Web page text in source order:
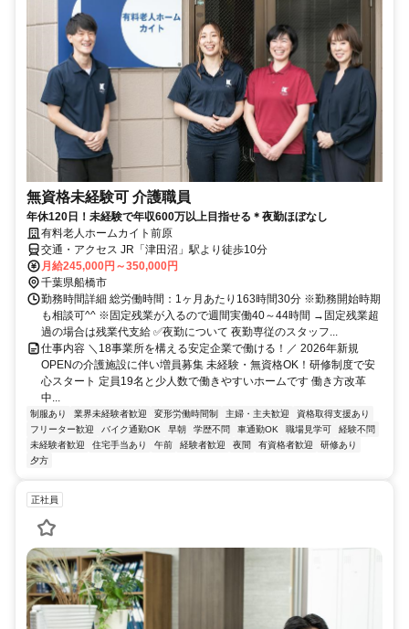
無資格未経験可 介護職員
年休120日！未経験で年収600万以上目指せる＊夜勤ほぼなし
有料老人ホームカイト前原
交通・アクセス JR「津田沼」駅より徒歩10分
月給245,000円～350,000円
千葉県船橋市
勤務時間詳細 総労働時間：1ヶ月あたり163時間30分 ※勤務開始時期
も相談可^^ ※固定残業が入るので週間実働40～44時間 →固定残業超
過の場合は残業代支給 ✅夜勤について 夜勤専従のスタッフ...
仕事内容 ＼18事業所を構える安定企業で働ける！／ 2026年新規
OPENの介護施設に伴い増員募集 未経験・無資格OK！研修制度で安
心スタート 定員19名と少人数で働きやすいホームです 働き方改革
中...
制服あり 業界未経験者歓迎 変形労働時間制 主婦・主夫歓迎
資格取得支援あり
フリーター歓迎
バイク通勤OK 早朝 学歴不問 車通勤OK 職場見学可
経験不問
未経験者歓迎
住宅手当あり 午前 経験者歓迎 夜間 有資格者歓迎
研修あり
夕方
正社員